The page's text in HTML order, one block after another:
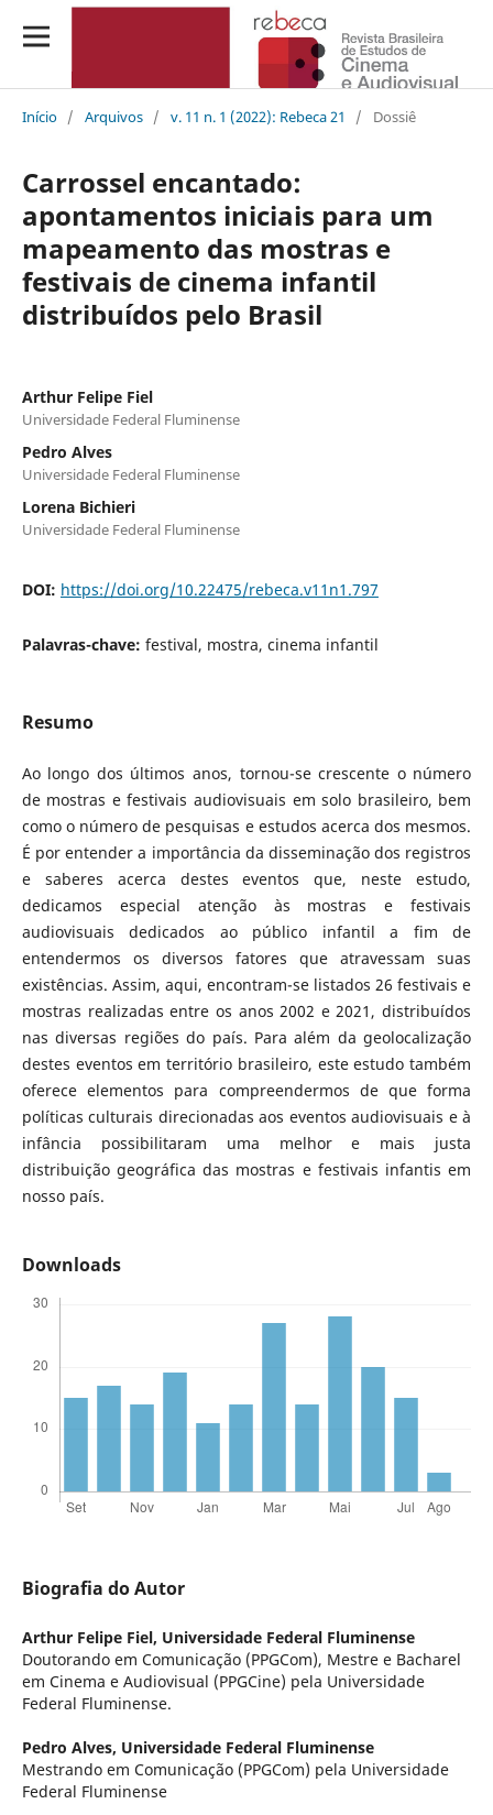
Início / Arquivos / v. 11 n. 1 (2022): Rebeca 21 / Dossiê
Carrossel encantado:
apontamentos iniciais para um
mapeamento das mostras e
festivais de cinema infantil
distribuídos pelo Brasil
Arthur Felipe Fiel
Universidade Federal Fluminense
Pedro Alves
Universidade Federal Fluminense
Lorena Bichieri
Universidade Federal Fluminense
DOI: https://doi.org/10.22475/rebeca.v11n1.797
Palavras-chave: festival, mostra, cinema infantil
Resumo
Ao longo dos últimos anos, tornou-se crescente o número
de mostras e festivais audiovisuais em solo brasileiro, bem
como o número de pesquisas e estudos acerca dos mesmos.
É por entender a importância da disseminação dos registros
e saberes acerca destes eventos que, neste estudo,
dedicamos especial atenção às mostras e festivais
audiovisuais dedicados ao público infantil a fim de
entendermos os diversos fatores que atravessam suas
existências. Assim, aqui, encontram-se listados 26 festivais e
mostras realizadas entre os anos 2002 e 2021, distribuídos
nas diversas regiões do país. Para além da geolocalização
destes eventos em território brasileiro, este estudo também
oferece elementos para compreendermos de que forma
políticas culturais direcionadas aos eventos audiovisuais e à
infância possibilitaram uma melhor e mais justa
distribuição geográfica das mostras e festivais infantis em
nosso país.
Downloads
Biografia do Autor
Arthur Felipe Fiel, Universidade Federal Fluminense
Doutorando em Comunicação (PPGCom), Mestre e Bacharel
em Cinema e Audiovisual (PPGCine) pela Universidade
Federal Fluminense.
Pedro Alves, Universidade Federal Fluminense
Mestrando em Comunicação (PPGCom) pela Universidade
Federal Fluminense